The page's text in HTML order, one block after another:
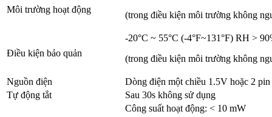
Môi trường hoạt động
(trong điều kiện môi trường không
Điều kiện bảo quản
-20°C ~ 55°C (-4°F~131°F) RH >
(trong điều kiện môi trường không
Nguồn điện
Dòng điện một chiều 1.5V hoặc 2
Tự động tắt
Sau 30s không sử dụng
Công suất hoạt động: < 10 mW